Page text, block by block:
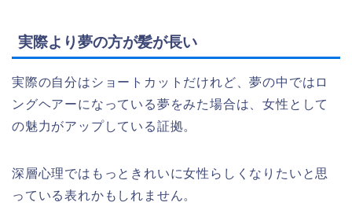
実際より夢の方が髪が長い
実際の自分はショートカットだけれど、夢の中ではロ
ングヘアーになっている夢をみた場合は、女性として
の魅力がアップしている証拠。
深層心理ではもっときれいに女性らしくなりたいと思
っている表れかもしれません。